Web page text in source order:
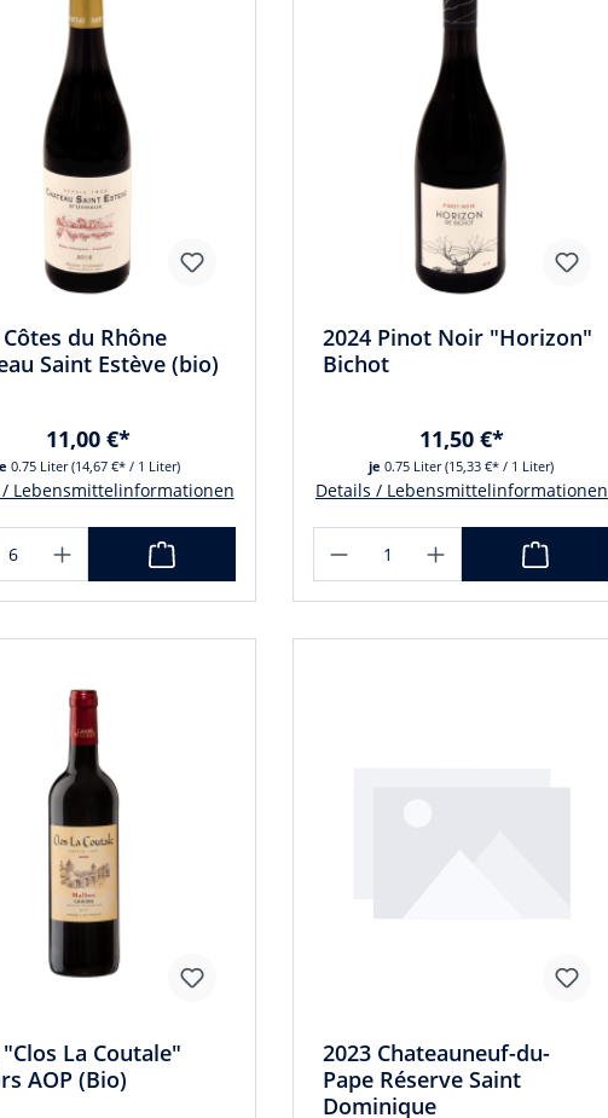
du Rhône
Saint Estève (bio)
0.75 Liter(14,67 €* / 1 Liter)
11,00 €*
/ Lebensmittelinformationen
2024 Pinot Noir "Horizon"
Bichot
je0.75 Liter(15,33 €* / 1 Liter)
11,50 €*
Details / Lebensmittelinformationen
La Coutale"
AOP (Bio)
2023 Chateauneuf-du-
Pape Réserve Saint
Dominique